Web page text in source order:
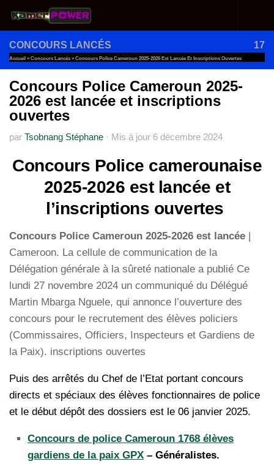
Au dessous du contenu
CONCOURS LANCÉS 17
Accueil » Concours Lancés » Concours Police Cameroun 2025-2026 Est Lancée Et Inscriptions Ouvertes
Concours Police Cameroun 2025-
2026 est lancée et inscriptions
ouvertes
par Tsobnang Stéphane · Mis à jour 6 décembre 2024
Concours Police camerounaise
2025-2026 est lancée et
l’inscriptions ouvertes
Concours Police Cameroun 2025-2026 est lancée |
Cameroon. La cellule de communication de la
Délégation générale à la sûreté nationale a publié Ce
lundi 27 novembre 2024 un communiqué du Délégué
Martin Mbarga Nguele, qui annonce l’ouverture des
concours pour le recrutement des élèves policiers
(Commissaires, Officiers, Inspecteurs et Gardiens de
la Paix). inscriptions ouvertes
Puis des arrêtés du Chef de l’Etat portant concours
directs et spéciaux des élèves fonctionnaires de police
et le début dépôt des dossiers est le 06 janvier 2025.
Concours de police Cameroun 1768 élèves
gardiens de la paix GPX – Généralistes.